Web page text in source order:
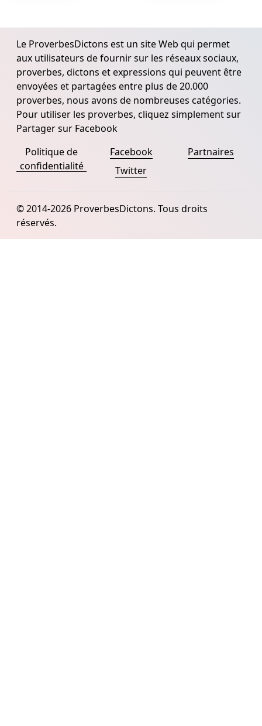
Le ProverbesDictons est un site Web qui permet
aux utilisateurs de fournir sur les réseaux sociaux,
proverbes, dictons et expressions qui peuvent être
envoyées et partagées entre plus de 20.000
proverbes, nous avons de nombreuses catégories.
Pour utiliser les proverbes, cliquez simplement sur
Partager sur Facebook
Politique de
confidentialité
Facebook
Twitter
Partnaires
© 2014-2026 ProverbesDictons. Tous droits
réservés.